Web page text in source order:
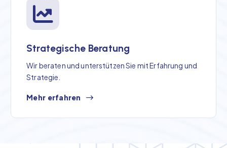
Strategische Beratung
Wir beraten und unterstützen Sie mit Erfahrung und
Strategie.
Mehr erfahren